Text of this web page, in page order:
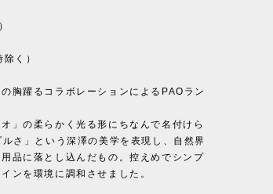
く）
胸躍るコラボレーションによるPAOラン
」の柔らかく光る形にちなんで名付けら
さ」という深澤の美学を表現し、自然界
品に落とし込んだもの。控えめでシンプ
ンを環境に調和させました。